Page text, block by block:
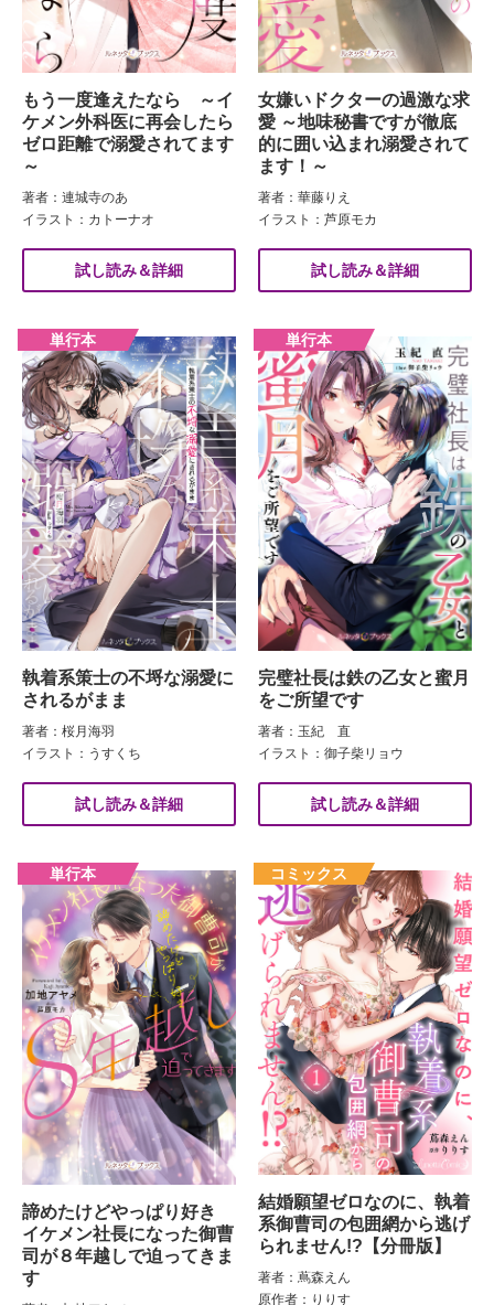
もう一度逢えたなら ～イ
ケメン外科医に再会したら
ゼロ距離で溺愛されてます
～
著者：連城寺のあ
イラスト：カトーナオ
試し読み＆詳細
女嫌いドクターの過激な求
愛 ～地味秘書ですが徹底
的に囲い込まれ溺愛されて
ます！～
著者：華藤りえ
イラスト：芦原モカ
試し読み＆詳細
執着系策士の不埒な溺愛に
されるがまま
著者：桜月海羽
イラスト：うすくち
試し読み＆詳細
完璧社長は鉄の乙女と蜜月
をご所望です
著者：玉紀 直
イラスト：御子柴リョウ
試し読み＆詳細
諦めたけどやっぱり好き
イケメン社長になった御曹
司が８年越しで迫ってきま
す
結婚願望ゼロなのに、執着
系御曹司の包囲網から逃げ
られません!?【分冊版】
著者：蔦森えん
原作者：りりす